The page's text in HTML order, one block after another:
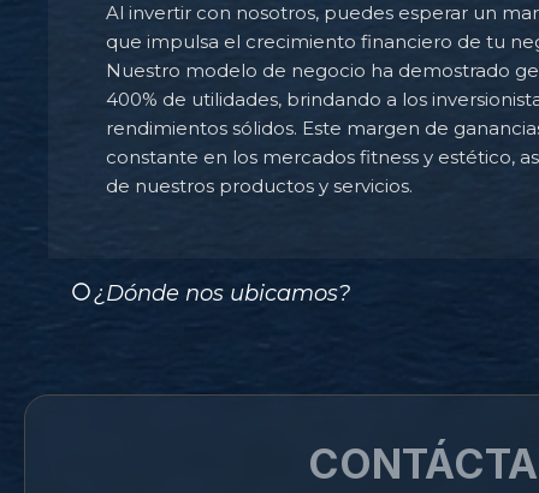
Al invertir con nosotros, puedes esperar un
que impulsa el crecimiento financiero de tu
Nuestro modelo de negocio ha demostrado
400% de utilidades, brindando a los
rendimientos sólidos. Este margen de
constante en los mercados fitness y estético,
de nuestros productos y servicios.
¿Dónde nos ubicamos?